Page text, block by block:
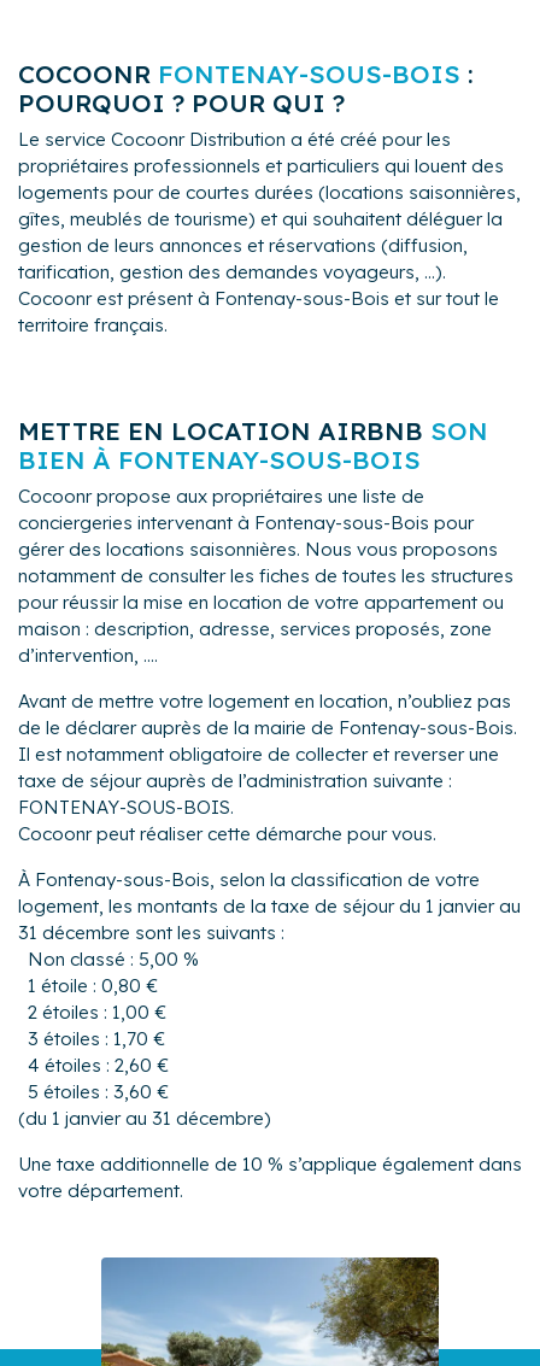
COCOONR FONTENAY-SOUS-BOIS :
POURQUOI ? POUR QUI ?
Le service Cocoonr Distribution a été créé pour les
propriétaires professionnels et particuliers qui louent des
logements pour de courtes durées (locations saisonnières,
gîtes, meublés de tourisme) et qui souhaitent déléguer la
gestion de leurs annonces et réservations (diffusion,
tarification, gestion des demandes voyageurs, ...).
Cocoonr est présent à Fontenay-sous-Bois et sur tout le
territoire français.
METTRE EN LOCATION AIRBNB SON
BIEN À FONTENAY-SOUS-BOIS
Cocoonr propose aux propriétaires une liste de
conciergeries intervenant à Fontenay-sous-Bois pour
gérer des locations saisonnières. Nous vous proposons
notamment de consulter les fiches de toutes les structures
pour réussir la mise en location de votre appartement ou
maison : description, adresse, services proposés, zone
d’intervention, ....
Avant de mettre votre logement en location, n’oubliez pas
de le déclarer auprès de la mairie de Fontenay-sous-Bois.
Il est notamment obligatoire de collecter et reverser une
taxe de séjour auprès de l’administration suivante :
FONTENAY-SOUS-BOIS.
Cocoonr peut réaliser cette démarche pour vous.
À Fontenay-sous-Bois, selon la classification de votre
logement, les montants de la taxe de séjour du 1 janvier au
31 décembre sont les suivants :
Non classé : 5,00 %
1 étoile : 0,80 €
2 étoiles : 1,00 €
3 étoiles : 1,70 €
4 étoiles : 2,60 €
5 étoiles : 3,60 €
(du 1 janvier au 31 décembre)
Une taxe additionnelle de 10 % s’applique également dans
votre département.